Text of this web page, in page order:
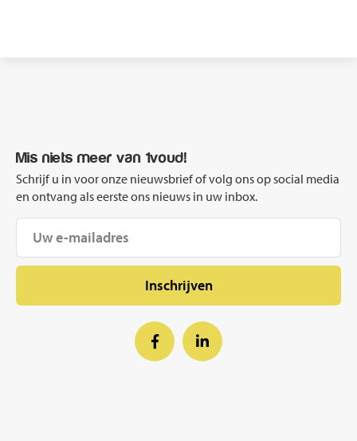
Mis niets meer van 1voud!
Schrijf u in voor onze nieuwsbrief of volg ons op social media
en ontvang als eerste ons nieuws in uw inbox.
Inschrijven